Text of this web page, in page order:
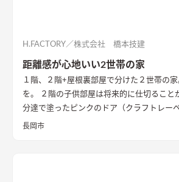
H.FACTORY／株式会社 橋本技建
距離感が心地いい2世帯の家
１階、２階+屋根裏部屋で分けた２世帯の
を。 ２階の子供部屋は将来的に仕切ること
分達で塗ったピンクのドア（クラフトレー
愛く仕上がりました。
長岡市